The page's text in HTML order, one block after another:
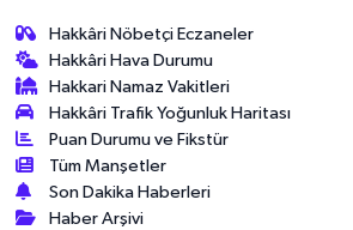
Hakkâri Nöbetçi Eczaneler
Hakkâri Hava Durumu
Hakkari Namaz Vakitleri
Hakkâri Trafik Yoğunluk Haritası
Puan Durumu ve Fikstür
Tüm Manşetler
Son Dakika Haberleri
Haber Arşivi